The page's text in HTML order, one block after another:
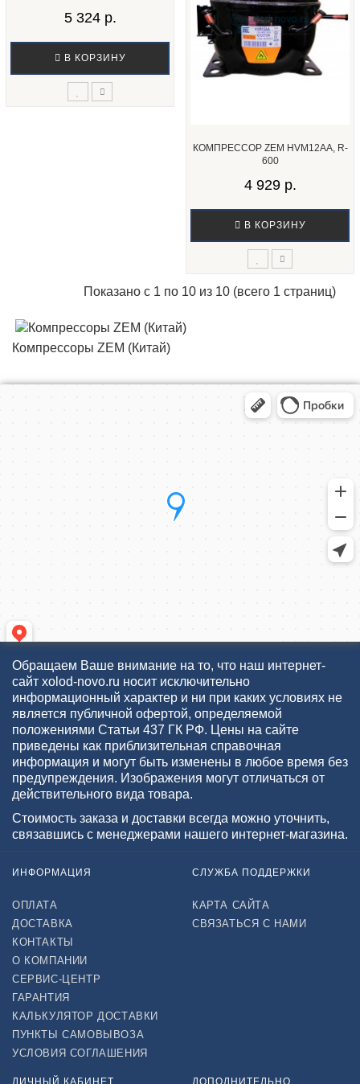
5 324 р.
В КОРЗИНУ
КОМПРЕССОР ZEM HVM12AA, R-
600
4 929 р.
В КОРЗИНУ
Показано с 1 по 10 из 10 (всего 1 страниц)
Компрессоры ZEM (Китай)
Обращаем Ваше внимание на то, что наш интернет-
сайт xolod-novo.ru носит исключительно
информационный характер и ни при каких условиях не
является публичной офертой, определяемой
положениями Статьи 437 ГК РФ. Цены на сайте
приведены как приблизительная справочная
информация и могут быть изменены в любое время без
предупреждения. Изображения могут отличаться от
действительного вида товара.
Стоимость заказа и доставки всегда можно уточнить,
связавшись с менеджерами нашего интернет-магазина.
ИНФОРМАЦИЯ
ОПЛАТА
ДОСТАВКА
КОНТАКТЫ
О КОМПАНИИ
СЕРВИС-ЦЕНТР
ГАРАНТИЯ
КАЛЬКУЛЯТОР ДОСТАВКИ
ПУНКТЫ САМОВЫВОЗА
УСЛОВИЯ СОГЛАШЕНИЯ
СЛУЖБА ПОДДЕРЖКИ
КАРТА САЙТА
СВЯЗАТЬСЯ С НАМИ
ЛИЧНЫЙ КАБИНЕТ ДОПОЛНИТЕЛЬНО